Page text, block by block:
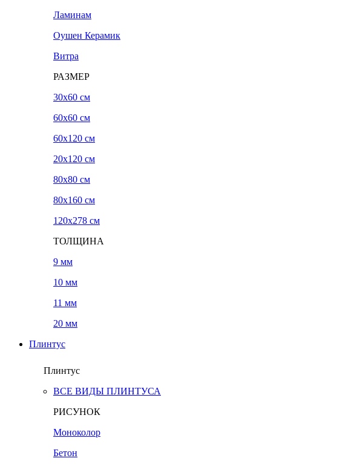
Ламинам
Оушен Керамик
Витра
РАЗМЕР
30x60 см
60x60 см
60x120 см
20х120 см
80x80 см
80x160 см
120х278 см
ТОЛЩИНА
9 мм
10 мм
11 мм
20 мм
Плинтус
Плинтус
ВСЕ ВИДЫ ПЛИНТУСА
РИСУНОК
Моноколор
Бетон